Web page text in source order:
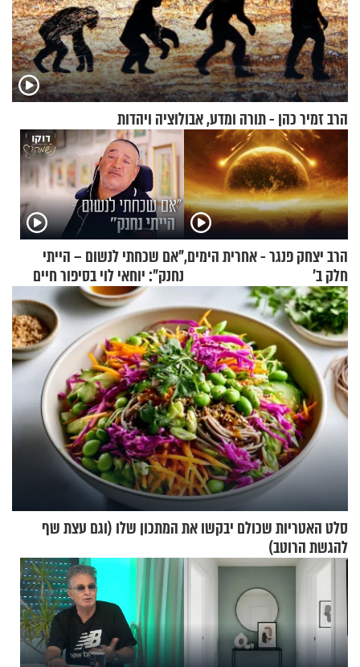
הרב זמיר כהן - תורה ומדע, אבולוציה ויהדות
הרב יצחק פנגר - אחרית הימים,
חלק ב’
"אם שכחתי לנשום – הייתי
נחנק": יוחאי לוי בסיפור חיים
מעורר השראה
סלט האטריות שכולם יבקשו את המתכון שלו (וגם עצת שף
להגשת הרוטב)